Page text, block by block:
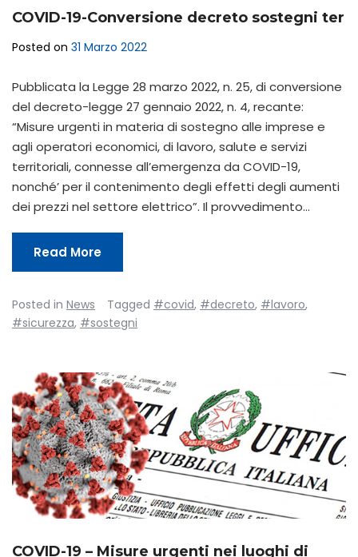
COVID-19-Conversione decreto sostegni ter
Posted on 31 Marzo 2022
Pubblicata la Legge 28 marzo 2022, n. 25, di conversione
del decreto-legge 27 gennaio 2022, n. 4, recante:
“Misure urgenti in materia di sostegno alle imprese e
agli operatori economici, di lavoro, salute e servizi
territoriali, connesse all’emergenza da COVID-19,
nonché’ per il contenimento degli effetti degli aumenti
dei prezzi nel settore elettrico”. Il provvedimento…
Read More
Posted in News Tagged #covid, #decreto, #lavoro,
#sicurezza, #sostegni
COVID-19 – Misure urgenti nei luoghi di